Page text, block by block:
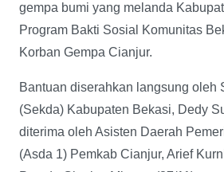
gempa bumi yang melanda
Program Bakti Sosial Komunitas
Korban Gempa Cianjur.
Bantuan diserahkan langsung oleh
(Sekda) Kabupaten Bekasi, Dedy
diterima oleh Asisten Daerah
(Asda 1) Pemkab Cianjur, Arief